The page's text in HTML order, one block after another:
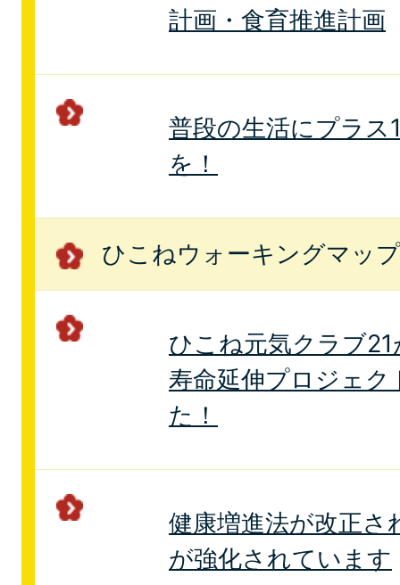
計画・食育推進計画
普段の生活にプラス
を！
ひこねウォーキングマップ
ひこね元気クラブ
寿命延伸プロジェ
た！
健康増進法が改正さ
が強化されています